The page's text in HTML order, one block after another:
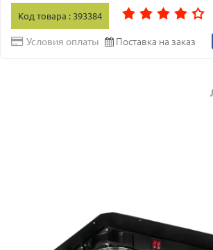
Код товара : 393384
Условия оплаты Поставка на заказ